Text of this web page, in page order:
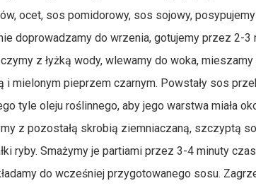
ocet, sos pomidorowy, sos sojowy,
doprowadzamy do wrzenia, gotujemy przez 2-
z łyżką wody, wlewamy do woka,
i mielonym pieprzem czarnym. Powstały sos
tyle oleju roślinnego, aby jego warstwa miała
z pozostałą skrobią ziemniaczaną, szczyptą
ryby. Smażymy je partiami przez 3-4 minuty
do wcześniej przygotowanego sosu.